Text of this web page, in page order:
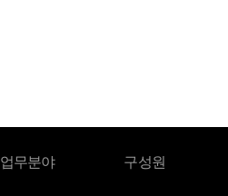
업무분야 구성원